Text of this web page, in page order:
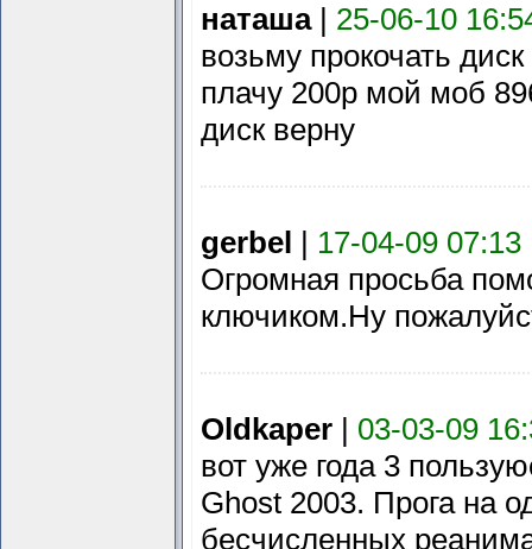
наташа| 25-06-10
возьму прокочать
плачу 200р мой моб
диск верну
gerbel | 17-04-09 07:13
Огромная просьба
ключиком.Ну
Oldkaper| 03-03-09
вот уже года 3
Ghost 2003. Прога на
бесчисленных